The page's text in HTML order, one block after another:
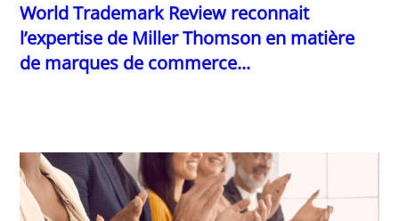
World Trademark Review reconnait
l’expertise de Miller Thomson en matière
de marques de commerce...